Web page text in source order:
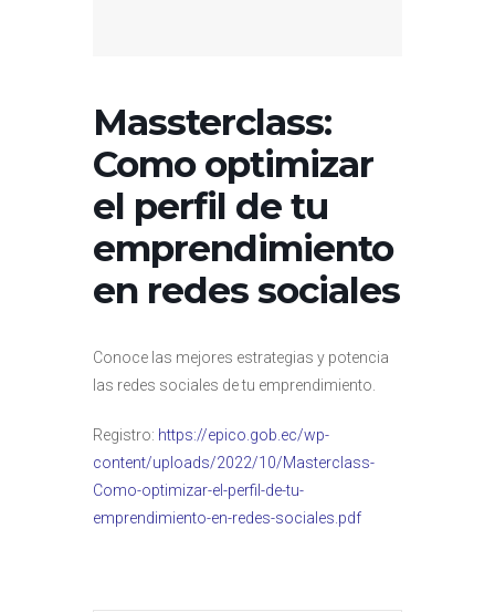
Massterclass:
Como optimizar
el perfil de tu
emprendimiento
en redes sociales
Conoce las mejores estrategias y potencia
las redes sociales de tu emprendimiento.
Registro: https://epico.gob.ec/wp-
content/uploads/2022/10/Masterclass-
Como-optimizar-el-perfil-de-tu-
emprendimiento-en-redes-sociales.pdf